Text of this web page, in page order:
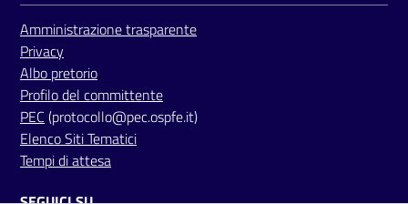
P
a
r
i
t
à
d
i
Amministrazione trasparente
Privacy
Albo pretorio
Profilo del committente
PEC (protocollo@pec.ospfe.it)
Elenco Siti Tematici
Tempi di attesa